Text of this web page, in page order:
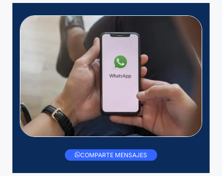
COMPARTE MENSAJES